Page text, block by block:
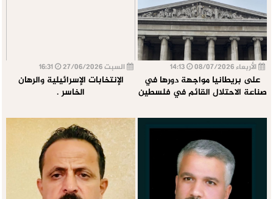
الأربعاء 08/07/2026
على بريطانيا مواجهة دورها في
صناعة الاحتلال القائم في فلسطين
السبت 27/06/2026
الإنتخابات الإسرائيلية والرهان
الخاسر .